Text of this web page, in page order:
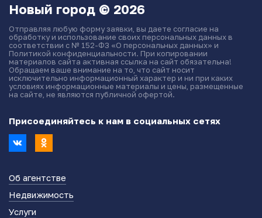
Новый город © 2026
Отправляя любую форму заявки, вы даете согласие на
обработку и использование своих персональных данных в
соответствии с № 152-ФЗ «О персональных данных» и
Политикой конфиденциальности. При копировании
материалов сайта активная ссылка на сайт обязательна!
Обращаем ваше внимание на то, что сайт носит
исключительно информационный характер и ни при каких
условиях информационные материалы и цены, размещенные
на сайте, не являются публичной офертой.
Присоединяйтесь к нам в социальных сетях
Об агентстве
Недвижимость
Услуги